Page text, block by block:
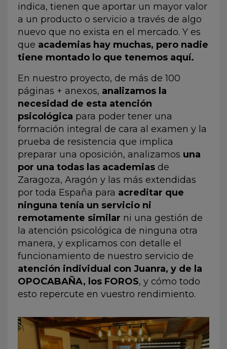
indica, tienen que aportar un mayor valor
a un producto o servicio a través de algo
nuevo que no exista en el mercado. Y es
que academias hay muchas, pero nadie
tiene montado lo que tenemos aquí.
En nuestro proyecto, de más de 100
páginas + anexos, analizamos la
necesidad de esta atención
psicológica para poder tener una
formación integral de cara al examen y la
prueba de resistencia que implica
preparar una oposición, analizamos una
por una todas las academias de
Zaragoza, Aragón y las más extendidas
por toda España para acreditar que
ninguna tenía un servicio ni
remotamente similar ni una gestión de
la atención psicológica de ninguna otra
manera, y explicamos con detalle el
funcionamiento de nuestro servicio de
atención individual con Juanra, y de la
OPOCABAÑA, los FOROS, y cómo todo
esto repercute en vuestro rendimiento.